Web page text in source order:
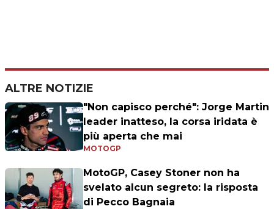
ALTRE NOTIZIE
"Non capisco perché": Jorge Martin
leader inatteso, la corsa iridata è
più aperta che mai
MOTOGP
MotoGP, Casey Stoner non ha
svelato alcun segreto: la risposta
di Pecco Bagnaia